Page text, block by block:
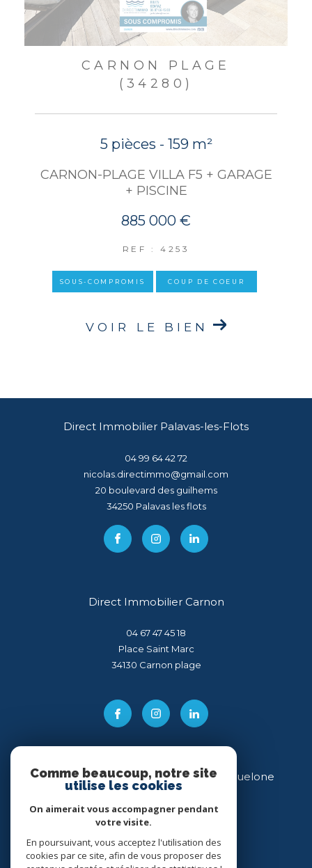
CARNON PLAGE
(34280)
5 pièces - 159 m²
CARNON-PLAGE VILLA F5 + GARAGE
+ PISCINE
885 000 €
REF : 4253
SOUS-COMPROMIS COUP DE COEUR
VOIR LE BIEN
Direct Immobilier Palavas-les-Flots
04 99 64 42 72
nicolas.directimmo@gmail.com
20 boulevard des guilhems
34250
palavas les flots
Direct Immobilier Carnon
04 67 47 45 18
Place Saint Marc
34130
carnon plage
Direct Immobilier Villeneuve-lès-Maguelone
04 99 54 11 43
34 place des Héros
34750
villeneuve-lès-maguelone
Comme beaucoup, notre site
utilise les cookies
On aimerait vous accompagner pendant
votre visite.
En poursuivant, vous acceptez l'utilisation des
cookies par ce site, afin de vous proposer des